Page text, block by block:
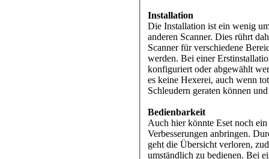
Installation
Die Installation ist ein wenig
anderen Scanner. Dies rührt
Scanner für verschiedene
werden. Bei einer
konfiguriert oder abgewählt
es keine Hexerei, auch wenn
Schleudern geraten können
Bedienbarkeit
Auch hier könnte Eset noch
Verbesserungen anbringen.
geht die Übersicht verloren,
umständlich zu bedienen. Bei